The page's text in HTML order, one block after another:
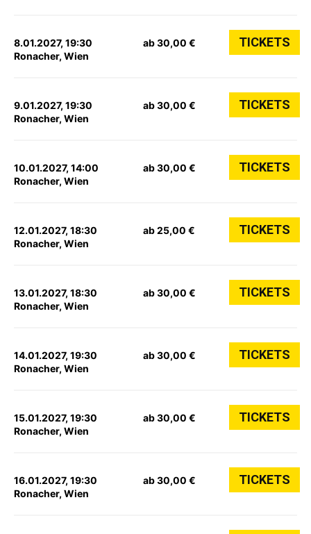
8.01.2027, 19:30
Ronacher, Wien
ab 30,00 € TICKETS
9.01.2027, 19:30
Ronacher, Wien
ab 30,00 € TICKETS
10.01.2027, 14:00
Ronacher, Wien
ab 30,00 € TICKETS
12.01.2027, 18:30
Ronacher, Wien
ab 25,00 € TICKETS
13.01.2027, 18:30
Ronacher, Wien
ab 30,00 € TICKETS
14.01.2027, 19:30
Ronacher, Wien
ab 30,00 € TICKETS
15.01.2027, 19:30
Ronacher, Wien
ab 30,00 € TICKETS
16.01.2027, 19:30
Ronacher, Wien
ab 30,00 € TICKETS